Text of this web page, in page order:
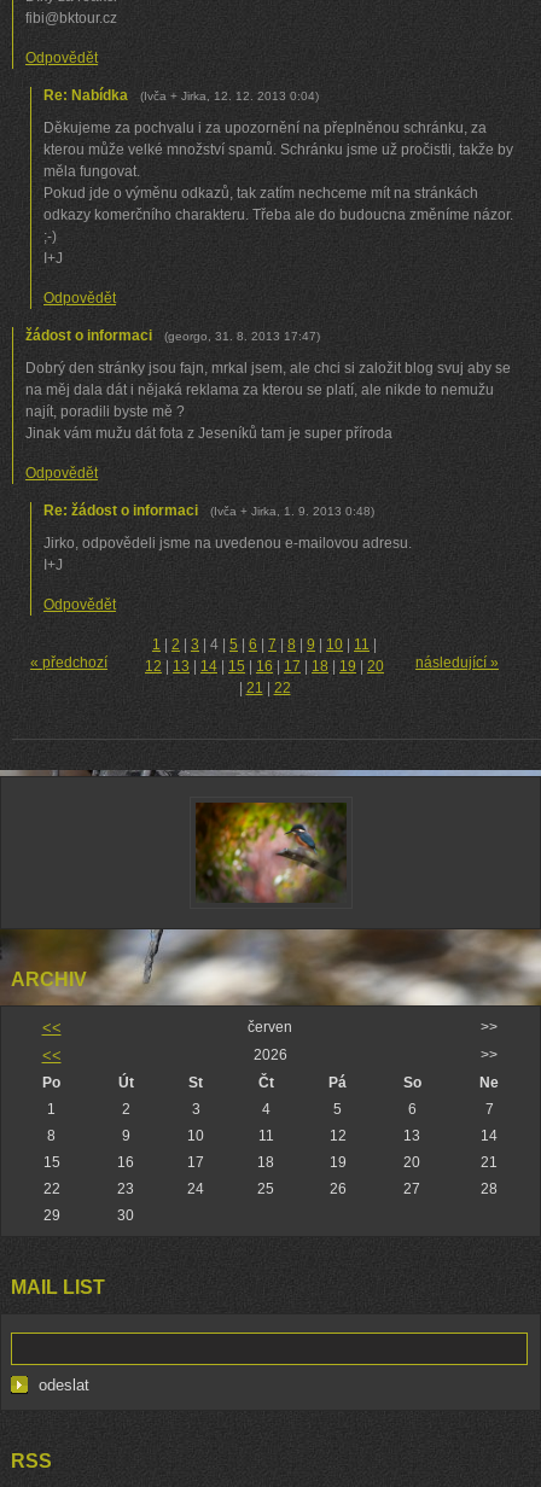
fibi@bktour.cz
Odpovědět
Re: Nabídka (Ivča + Jirka 12. 12. 2013 0:04)
Děkujeme za pochvalu i za upozornění na přeplněnou schránku, za
kterou může velké množství spamů. Schránku jsme už pročistli, takže by
měla fungovat.
Pokud jde o výměnu odkazů, tak zatím nechceme mít na stránkách
odkazy komerčního charakteru. Třeba ale do budoucna změníme názor.
;-)
I+J
Odpovědět
žádost o informaci (georgo 31. 8. 2013 17:47)
Dobrý den stránky jsou fajn, mrkal jsem, ale chci si založit blog svuj aby se
na měj dala dát i nějaká reklama za kterou se platí, ale nikde to nemužu
najít, poradili byste mě ?
Jinak vám mužu dát fota z Jeseníků tam je super příroda
Odpovědět
Re: žádost o informaci (Ivča + Jirka 1. 9. 2013 0:48)
Jirko, odpovědeli jsme na uvedenou e-mailovou adresu.
I+J
Odpovědět
« předchozí
1 2 3 4 5 6 7 8 9 10 11
12
13 14 15 16 17 18 19
20
21 22
následující »
ARCHIV
<< červen >>
<< 2026
>>
Po
Út St Čt Pá So
Ne
1
2 3 4 5 6
7
8
9 10 11 12 13
14
15
16 17 18 19 20
21
22
23 24 25 26 27
28
29
30
MAIL LIST
RSS